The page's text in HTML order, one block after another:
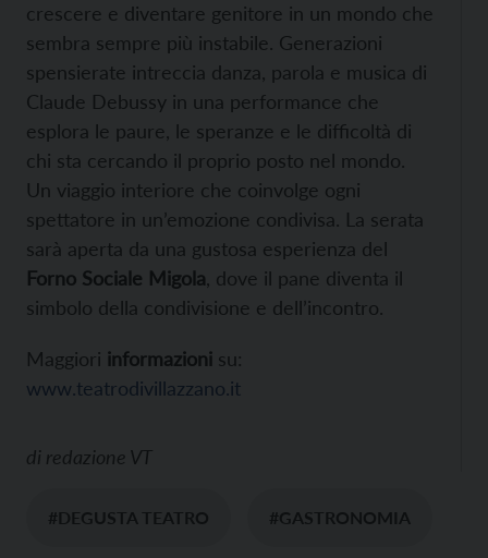
crescere e diventare genitore in un mondo che
sembra sempre più instabile. Generazioni
spensierate intreccia danza, parola e musica di
Claude Debussy in una performance che
esplora le paure, le speranze e le difficoltà di
chi sta cercando il proprio posto nel mondo.
Un viaggio interiore che coinvolge ogni
spettatore in un’emozione condivisa. La serata
sarà aperta da una gustosa esperienza del
Forno Sociale Migola , dove il pane diventa il
simbolo della condivisione e dell’incontro.
Maggiori informazioni su:
www.teatrodivillazzano.it
di redazione VT
#DEGUSTA TEATRO #GASTRONOMIA